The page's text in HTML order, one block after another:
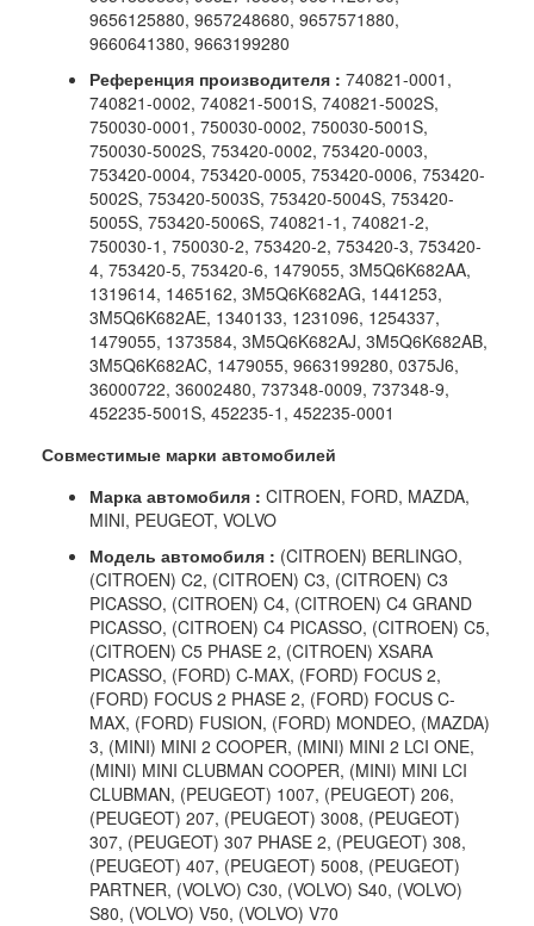
9656125880, 9657248680, 9657571880,
9660641380, 9663199280
Референция производителя : 740821-0001,
740821-0002, 740821-5001S, 740821-5002S,
750030-0001, 750030-0002, 750030-5001S,
750030-5002S, 753420-0002, 753420-0003,
753420-0004, 753420-0005, 753420-0006, 753420-
5002S, 753420-5003S, 753420-5004S, 753420-
5005S, 753420-5006S, 740821-1, 740821-2,
750030-1, 750030-2, 753420-2, 753420-3, 753420-
4, 753420-5, 753420-6, 1479055, 3M5Q6K682AA,
1319614, 1465162, 3M5Q6K682AG, 1441253,
3M5Q6K682AE, 1340133, 1231096, 1254337,
1479055, 1373584, 3M5Q6K682AJ, 3M5Q6K682AB,
3M5Q6K682AC, 1479055, 9663199280, 0375J6,
36000722, 36002480, 737348-0009, 737348-9,
452235-5001S, 452235-1, 452235-0001
Совместимые марки автомобилей
Марка автомобиля : CITROEN, FORD, MAZDA,
MINI, PEUGEOT, VOLVO
Модель автомобиля : (CITROEN) BERLINGO,
(CITROEN) C2, (CITROEN) C3, (CITROEN) C3
PICASSO, (CITROEN) C4, (CITROEN) C4 GRAND
PICASSO, (CITROEN) C4 PICASSO, (CITROEN) C5,
(CITROEN) C5 PHASE 2, (CITROEN) XSARA
PICASSO, (FORD) C-MAX, (FORD) FOCUS 2,
(FORD) FOCUS 2 PHASE 2, (FORD) FOCUS C-
MAX, (FORD) FUSION, (FORD) MONDEO, (MAZDA)
3, (MINI) MINI 2 COOPER, (MINI) MINI 2 LCI ONE,
(MINI) MINI CLUBMAN COOPER, (MINI) MINI LCI
CLUBMAN, (PEUGEOT) 1007, (PEUGEOT) 206,
(PEUGEOT) 207, (PEUGEOT) 3008, (PEUGEOT)
307, (PEUGEOT) 307 PHASE 2, (PEUGEOT) 308,
(PEUGEOT) 407, (PEUGEOT) 5008, (PEUGEOT)
PARTNER, (VOLVO) C30, (VOLVO) S40, (VOLVO)
S80, (VOLVO) V50, (VOLVO) V70